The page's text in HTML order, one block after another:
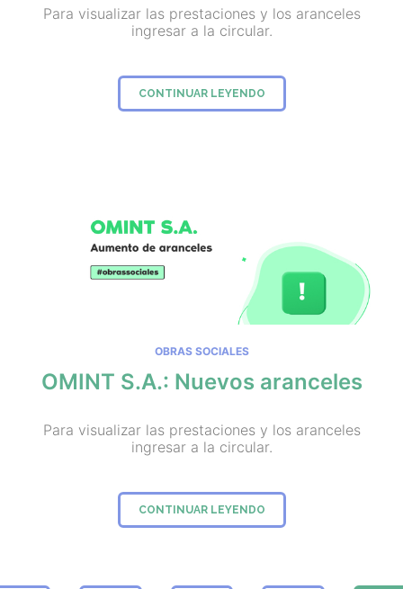
Para visualizar las prestaciones y los aranceles
ingresar a la circular.
CONTINUAR LEYENDO
OBRAS SOCIALES
OMINT S.A.: Nuevos aranceles
Para visualizar las prestaciones y los aranceles
ingresar a la circular.
CONTINUAR LEYENDO